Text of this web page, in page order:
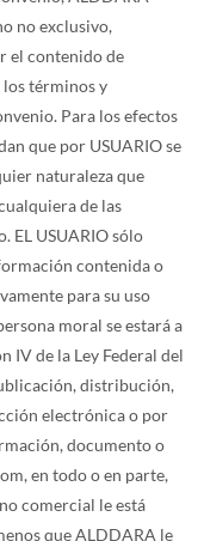
no exclusivo,
el contenido de
términos y
Para los efectos
que por USUARIO se
naturaleza que
de las
EL USUARIO sólo
contenida o
para su uso
moral se estará a
IV de la Ley Federal del
distribución,
electrónica o por
documento o
en todo o en parte,
comercial le está
que ALDDARA le